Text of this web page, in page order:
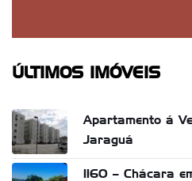
ÚLTIMOS IMÓVEIS
Apartamento á
Jaraguá
1160 – Chácara